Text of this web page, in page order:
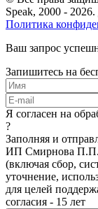
Speak, 2000 -
Политика
Ваш запрос
Запишитесь на
Я согласен на
?
Заполняя и
ИП Смирнова П.П.
(включая сбор,
уточнение,
для целей
согласия - 15 лет